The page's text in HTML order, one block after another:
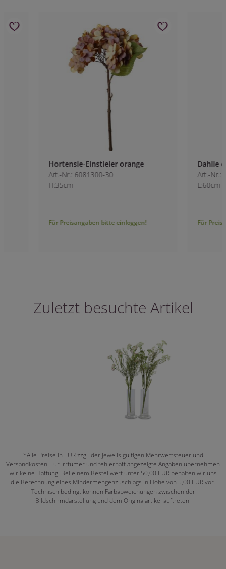
Hortensie-Einstieler orange
Art.-Nr.: 6081300-30
Für Preisangaben bitte einloggen!
Dahlie creme
Art.-Nr.: 6059900-
Für Preisangaben
Zuletzt besuchte Artikel
*Alle Preise in EUR zzgl. der jeweils gültigen Mehrwertsteuer und
Versandkosten. Für Irrtümer und fehlerhaft angezeigte Angaben übernehmen
wir keine Haftung. Bei einem Bestellwert unter 50,00 EUR behalten wir uns
die Berechnung eines Mindermengenzuschlags in Höhe von 5,00 EUR vor.
Technisch bedingt können Farbabweichungen zwischen der
Bildschirmdarstellung und dem Originalartikel auftreten.